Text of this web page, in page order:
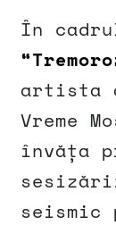
În
artista
Vreme
învăța
seismic